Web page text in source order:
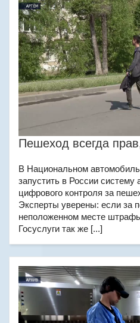
Пешеход всегда
В Национальном
запустить в России систему
цифрового контроля за
Эксперты уверены: если за
неположенном месте
Госуслуги так же [...]